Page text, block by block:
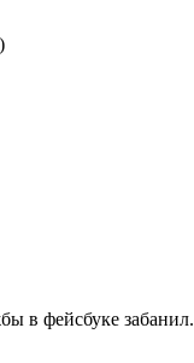
в фейсбуке забанил.